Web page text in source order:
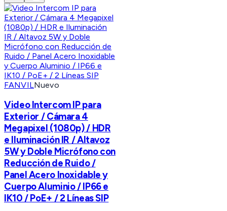
FANVILNuevo
Video Intercom IP para
Exterior / Cámara 4
Megapixel (1080p) / HDR
e Iluminación IR / Altavoz
5W y Doble Micrófono con
Reducción de Ruido /
Panel Acero Inoxidable y
Cuerpo Aluminio / IP66 e
IK10 / PoE+ / 2 Líneas SIP